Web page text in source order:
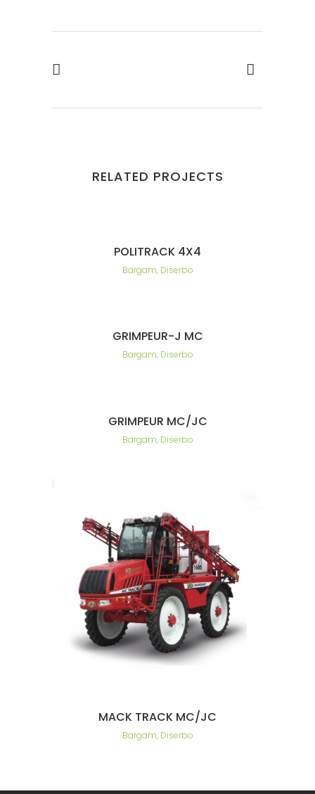
RELATED PROJECTS
POLITRACK 4X4
Bargam, Diserbo
GRIMPEUR-J MC
Bargam, Diserbo
GRIMPEUR MC/JC
Bargam, Diserbo
MACK TRACK MC/JC
Bargam, Diserbo